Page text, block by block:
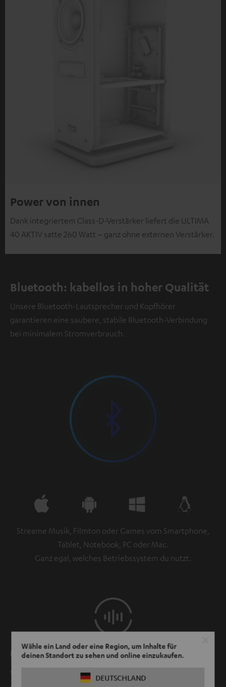
Wähle ein Land oder eine Region, um Inhalte für
deinen Standort zu sehen und online einzukaufen.
DEUTSCHLAND
Power von innen
Dank integriertem Class-D-Verstärker liefert die ULTIMA
40 AKTIV satte 260 Watt – ganz ohne externen Verstärker.
Bluetooth: kabellos in hoher Qualität
Unsere Bluetooth-Lautsprecher und Kopfhörer
garantieren eine saubere, stabile Bluetooth-Verbindung
bei minimalem Stromverbrauch.
Streame Musik, Filmton oder Games vom Smartphone,
Tablet, Notebook, PC oder Mac.
Ganz egal, welches Betriebssystem du nutzt.
Lippensynchron
Videoton von z. B. Youtube oder anderen Apps sowie